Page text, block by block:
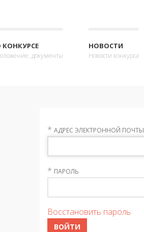
КОНКУРСЕ
документы
НОВОСТИ
Новости конкурса
* АДРЕС ЭЛЕКТРОННОЙ ПОЧТЫ
* ПАРОЛЬ
Восстановить пароль
ВОЙТИ